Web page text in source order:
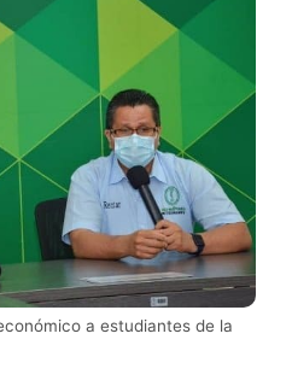
a estudiantes de la